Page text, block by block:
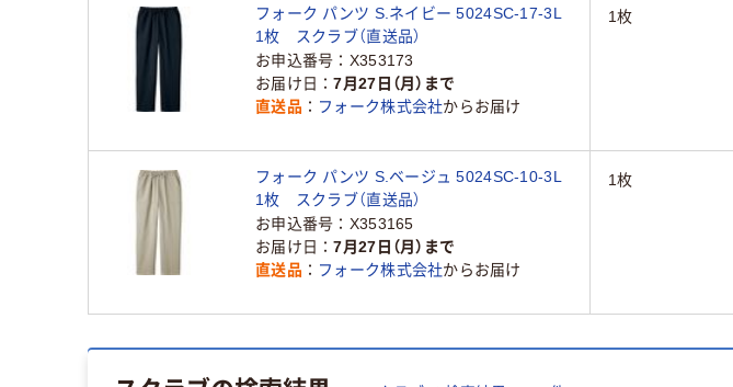
フォーク パンツ S.ネイビー 5024SC-17-3L
1枚 スクラブ（直送品）
お申込番号
X353173
お届け日
7月27日（月）まで
直送品
フォーク株式会社からお届け
1枚
フォーク パンツ S.ベージュ 5024SC-10-3L
1枚 スクラブ（直送品）
お申込番号
X353165
お届け日
7月27日（月）まで
直送品
フォーク株式会社からお届け
1枚